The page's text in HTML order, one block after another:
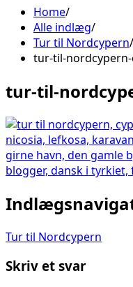
Home
Alle indlæg
Tur til Nordcypern
tur-til-
tur-til-
Tur til Nordcypern
Skriv et svar